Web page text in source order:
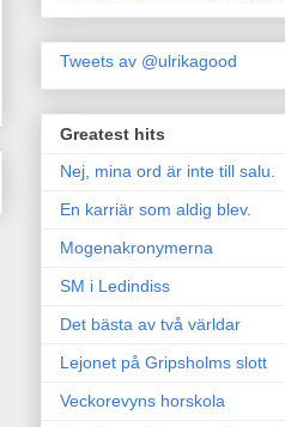
Tweets av @ulrikagood
Greatest hits
Nej, mina ord är inte till salu.
En karriär som aldig blev.
Mogenakronymerna
SM i Ledindiss
Det bästa av två världar
Lejonet på Gripsholms slott
Veckorevyns horskola